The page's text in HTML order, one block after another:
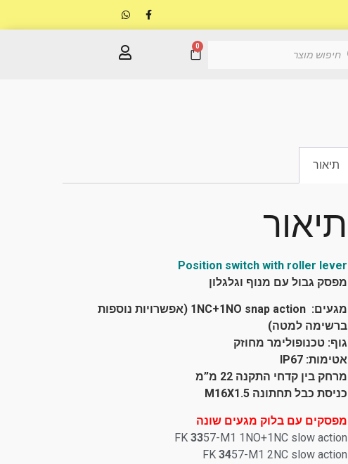
0
תיאור
תיאור
Position switch with roller lever
מפסק גבול עם מנוף וגלגלון
מגעים: 1NC+1NO snap action
(אפשרויות נוספות
ברשימה למטה)
גוף: טכנופולימר מחוזק
אטימות: IP67
מרחק בין קדחי התקנה 22 מ”מ
כניסת כבל תחתונה M16X1.5
מפסקים עם בלוק מגעים שונה
FK 3357-M1 1NO+1NC slow action
FK 3457-M1 2NC slow action